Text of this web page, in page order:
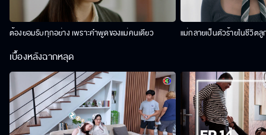
ต้องยอมรับทุกอย่าง เพราะคำพูดของแม่คนเดียว แม่กลายเป็นตัวร้ายในชีวิตลู
เบื้องหลังฉากหลุด